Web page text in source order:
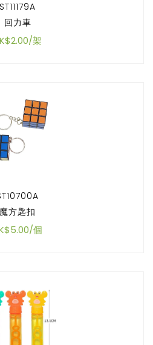
ST11179A
回力車
架
魔方匙扣
個